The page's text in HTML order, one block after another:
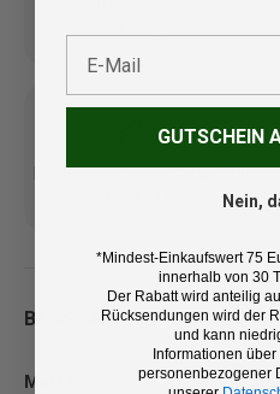
Artikel
Kostenlose Lieferung ab 100
Beschreibung
Marke:
GUTSCHEIN
Nein,
*Mindest-Einkaufswert 75
innerhalb von 30
Der Rabatt wird anteilig
Rücksendungen wird der
und kann
Informationen
personenbezogener